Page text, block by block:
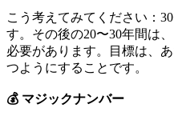
こう考えてみてください：
す。その後の20〜30年間は
必要があります。目標は、
つようにすることです。
💰 マジックナンバー